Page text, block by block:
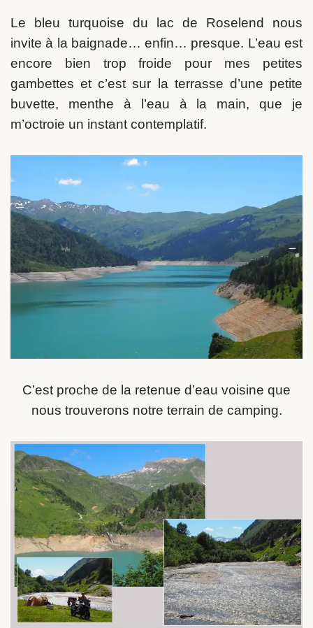
Le bleu turquoise du lac de Roselend nous
invite à la baignade… enfin… presque. L’eau est
encore bien trop froide pour mes petites
gambettes et c’est sur la terrasse d’une petite
buvette, menthe à l’eau à la main, que je
m’octroie un instant contemplatif.
C’est proche de la retenue d’eau voisine que
nous trouverons notre terrain de camping.